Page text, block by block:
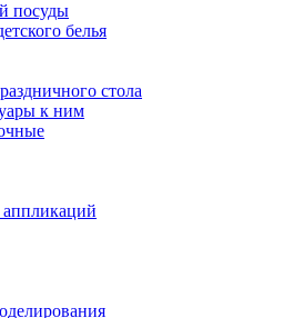
посуды
белья
стола
к ним
аппликаций